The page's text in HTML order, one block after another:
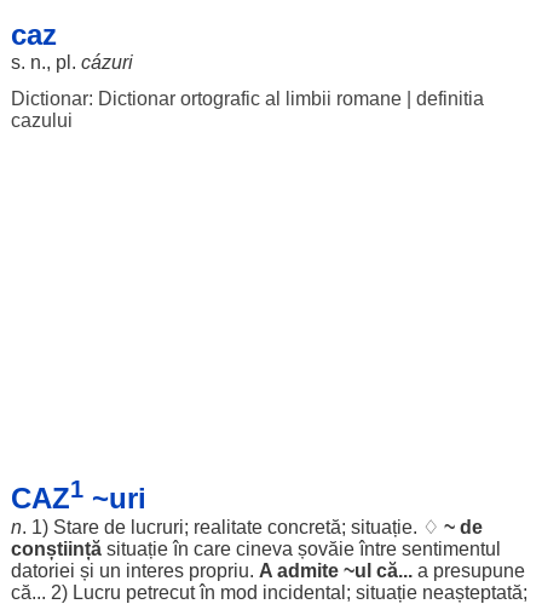
caz
s. n., pl. cázuri
Dictionar: Dictionar ortografic al limbii romane| definitia
cazului
CAZ1~uri
n. 1) Starede lucruri; realitate concretă; situație. ♢ ~ de
conștiință situațieîn care cineva șovăie între sentimentul
datoriei și un interes propriu. A admite~ul că...a presupune
că... 2) Lucru petrecutîn mod incidental ; situație neașteptată;